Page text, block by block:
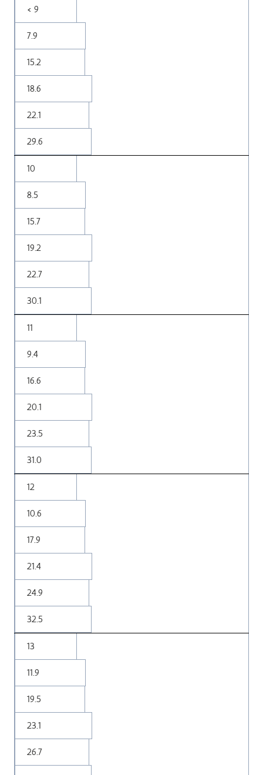
< 9
7.9
15.2
18.6
22.1
29.6
10
8.5
15.7
19.2
22.7
30.1
11
9.4
16.6
20.1
23.5
31.0
12
10.6
17.9
21.4
24.9
32.5
13
11.9
19.5
23.1
26.7